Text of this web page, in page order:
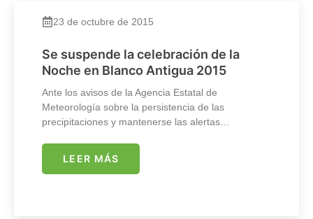
23 de octubre de 2015
Se suspende la celebración de la
Noche en Blanco Antigua 2015
Ante los avisos de la Agencia Estatal de
Meteorología sobre la persistencia de las
precipitaciones y mantenerse las alertas…
LEER MÁS